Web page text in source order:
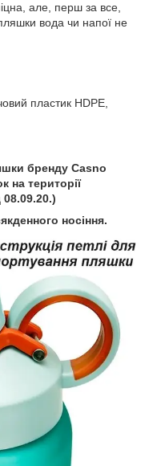
але, перш за все,
вода чи напої не
пластик HDPE,
бренду Casno
на території
носіння.